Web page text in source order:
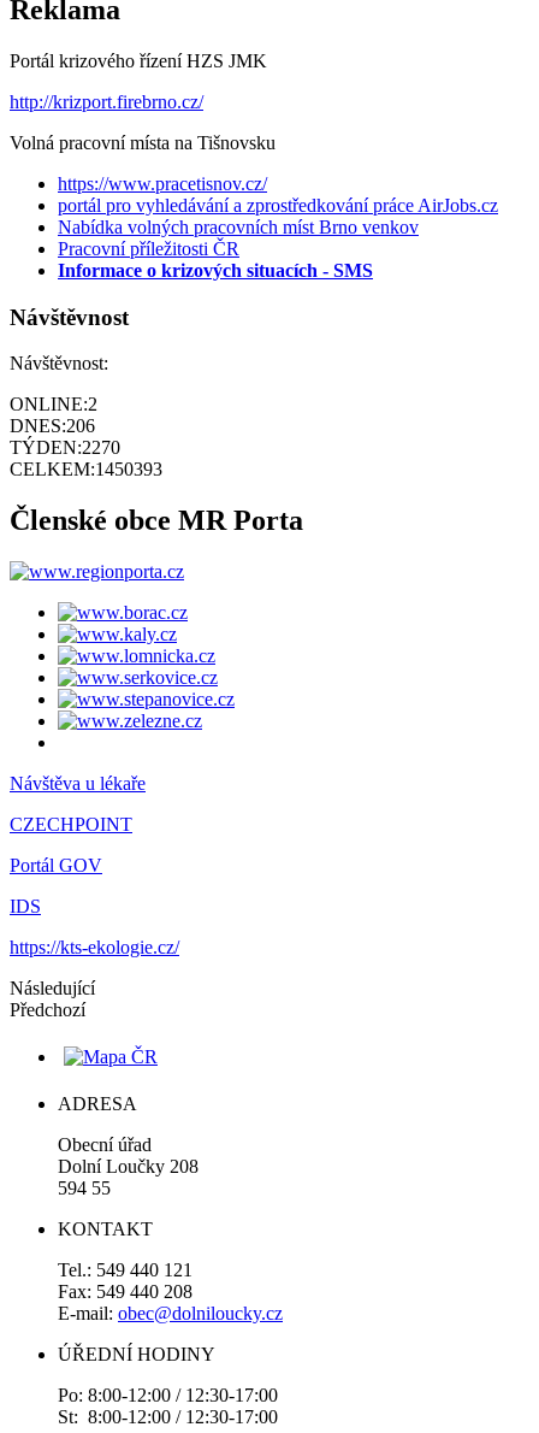
Reklama
Portál krizového řízení HZS JMK
http://krizport.firebrno.cz/
Volná pracovní místa na Tišnovsku
https://www.pracetisnov.cz/
portál pro vyhledávání a zprostředkování práce AirJobs.cz
Nabídka volných pracovních míst Brno venkov
Pracovní příležitosti ČR
Informace o krizových situacích - SMS
Návštěvnost
Návštěvnost:
ONLINE:2
DNES:206
TÝDEN:2270
CELKEM:1450393
Členské obce MR Porta
Návštěva u lékaře
CZECHPOINT
Portál GOV
IDS
https://kts-ekologie.cz/
Následující
Předchozí
ADRESA
Obecní úřad
Dolní Loučky 208
594 55
KONTAKT
Tel.: 549 440 121
Fax: 549 440 208
E-mail: obec@dolniloucky.cz
ÚŘEDNÍ HODINY
Po: 8:00-12:00 / 12:30-17:00
St: 8:00-12:00 / 12:30-17:00